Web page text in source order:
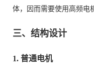
体，因而需要使用高频电
三、结构设计
1. 普通电机